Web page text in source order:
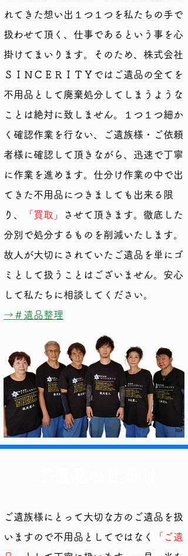
れてきた想い出１つ１つを私たちの手で
扱わせて頂く、仕事であるという事を心
掛けてまいります。そのため、株式会社
ＳＩＮＣＥＲＩＴＹではご遺品の全てを
不用品として廃棄処分してしまうような
ことは絶対に致しません。１つ１つ細か
く確認作業を行ない、ご遺族様・ご依頼
者様に確認して頂きながら、迅速で丁寧
に作業を進めます。仕分け作業の中で出
てきた不用品につきましても出来る限
り、
「買取」
させて頂きます。徹底した
分別で処分するものを削減いたします。
故人が大切にされていたご遺品を単にゴ
ミとして扱うことはございません。安心
して私たちに相談してください。
​→＃遺品整理
ご遺族様にとって大切な方のご遺品を扱
いますので不用品としてではなく
「ご遺